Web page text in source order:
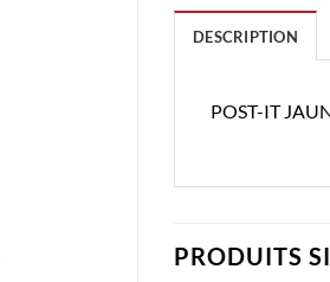
DESCRIPTION
POST-IT
PRODUITS